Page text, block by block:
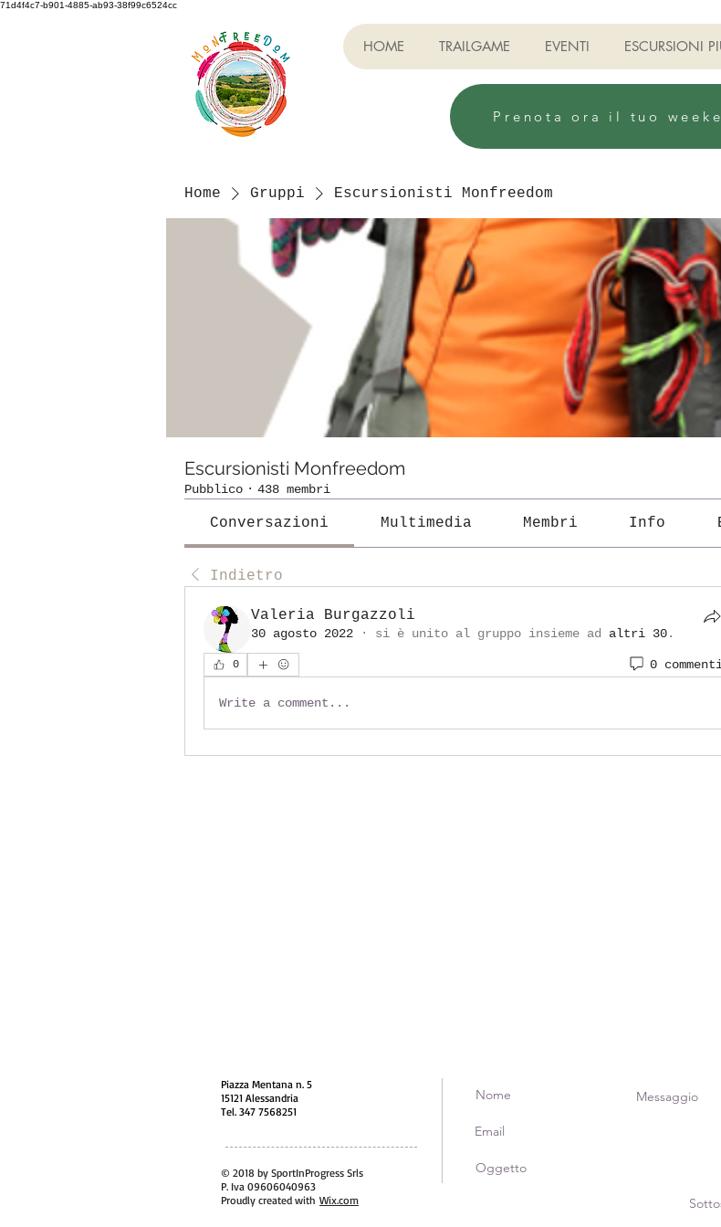
71d4f4c7-b901-4885-ab93-38f99c6524cc
HOME TRAILGAME EVENTI ESCURSIONI
Prenota ora il tuo
Home Gruppi Escursionisti Monfreedom
Escursionisti Monfreedom
Pubblico · 438 membri
Conversazioni Multimedia Membri Info
Indietro
Valeria Burgazzoli
30 agosto 2022 · si è unito al gruppo insieme ad altri 30.
0 0
Write a comment...
Piazza Mentana n. 5
15121 Alessandria
Tel. 347 7568251
© 2018 by SportInProgress Srls
P. Iva 09606040963
Proudly created with Wix.com